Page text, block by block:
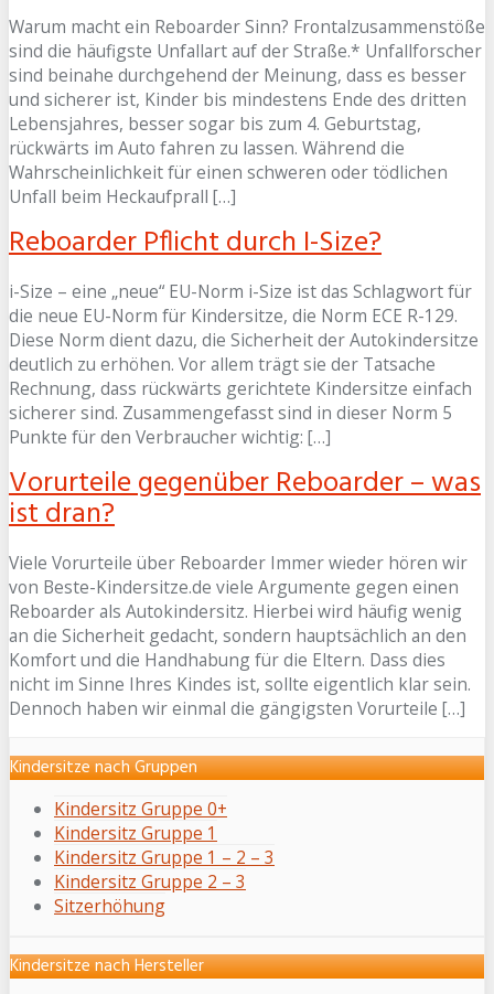
Warum macht ein Reboarder Sinn? Frontalzusammenstöße
sind die häufigste Unfallart auf der Straße.* Unfallforscher
sind beinahe durchgehend der Meinung, dass es besser
und sicherer ist, Kinder bis mindestens Ende des dritten
Lebensjahres, besser sogar bis zum 4. Geburtstag,
rückwärts im Auto fahren zu lassen. Während die
Wahrscheinlichkeit für einen schweren oder tödlichen
Unfall beim Heckaufprall […]
Reboarder Pflicht durch I-Size?
i-Size – eine „neue“ EU-Norm i-Size ist das Schlagwort für
die neue EU-Norm für Kindersitze, die Norm ECE R-129.
Diese Norm dient dazu, die Sicherheit der Autokindersitze
deutlich zu erhöhen. Vor allem trägt sie der Tatsache
Rechnung, dass rückwärts gerichtete Kindersitze einfach
sicherer sind. Zusammengefasst sind in dieser Norm 5
Punkte für den Verbraucher wichtig: […]
Vorurteile gegenüber Reboarder – was
ist dran?
Viele Vorurteile über Reboarder Immer wieder hören wir
von Beste-Kindersitze.de viele Argumente gegen einen
Reboarder als Autokindersitz. Hierbei wird häufig wenig
an die Sicherheit gedacht, sondern hauptsächlich an den
Komfort und die Handhabung für die Eltern. Dass dies
nicht im Sinne Ihres Kindes ist, sollte eigentlich klar sein.
Dennoch haben wir einmal die gängigsten Vorurteile […]
Kindersitze nach Gruppen
Kindersitz Gruppe 0+
Kindersitz Gruppe 1
Kindersitz Gruppe 1 – 2 – 3
Kindersitz Gruppe 2 – 3
Sitzerhöhung
Kindersitze nach Hersteller